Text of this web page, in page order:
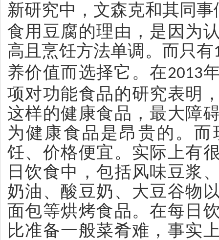
新研究中，文森克和其同
食用豆腐的理由，是因为
高且烹饪方法单调。而只有
养价值而选择它。在2013
项对功能食品的研究表明
这样的健康食品，最大障
为健康食品是昂贵的。
饪、价格便宜。实际上有
日饮食中，包括风味豆浆
奶油、酸豆奶、大豆谷物
面包等烘烤食品。在每日
比准备一般菜肴难，事实